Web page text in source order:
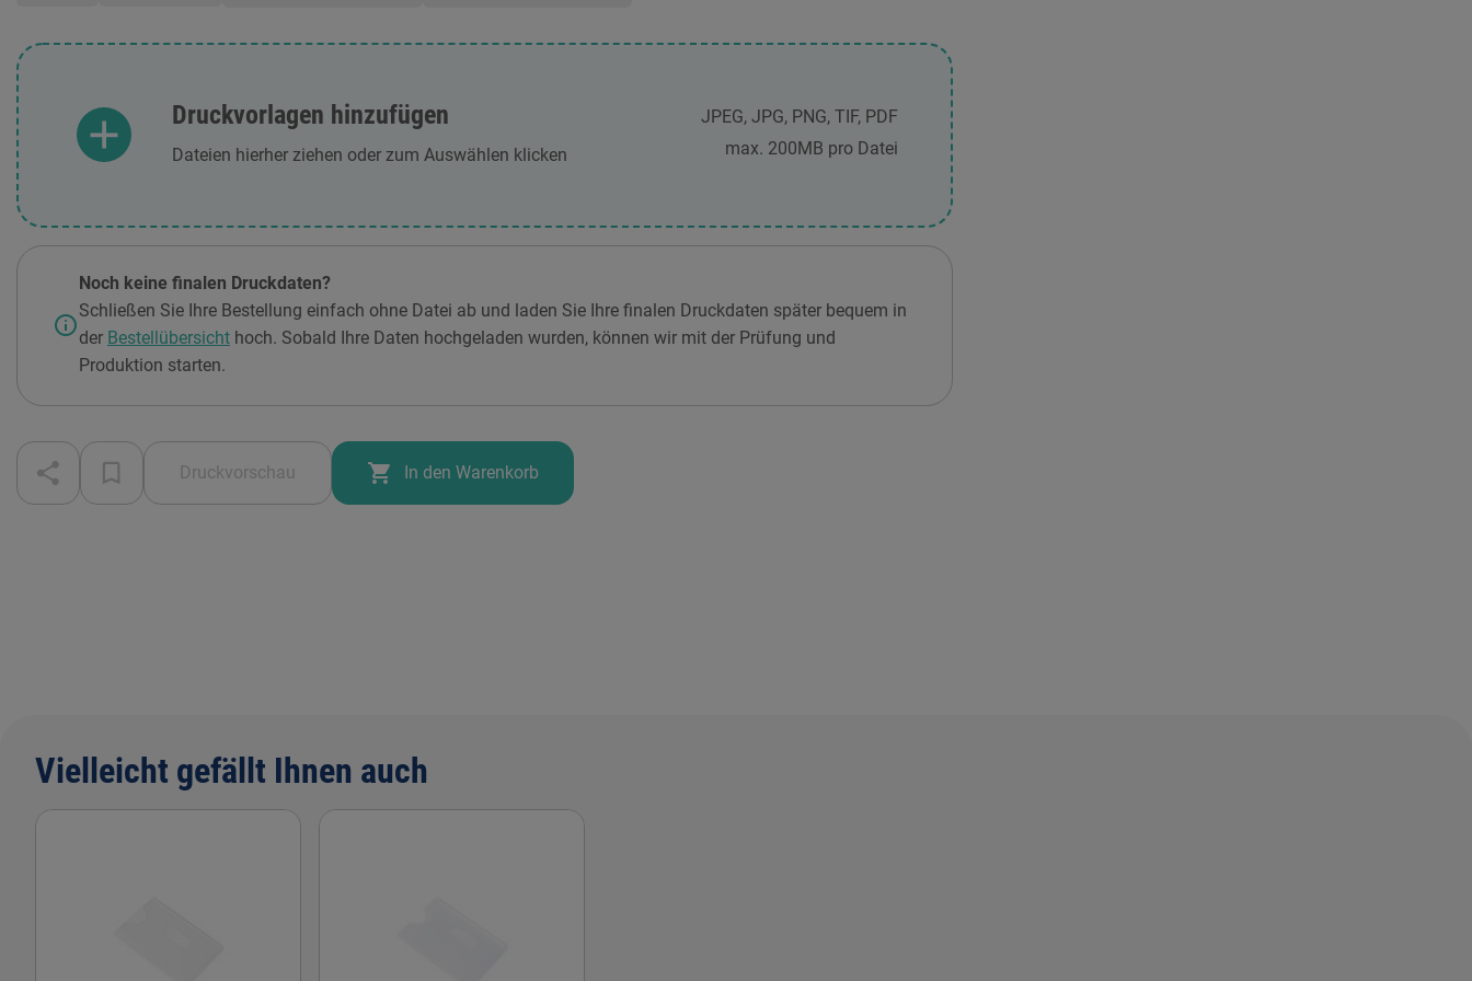
Druckvorlagen hinzufügen
Dateien hierher ziehen oder zum Auswählen klicken
JPEG, JPG, PNG, TIF, PDF
max. 200MB pro Datei
info
Noch keine finalen Druckdaten?
Schließen Sie Ihre Bestellung einfach ohne Datei ab und laden Sie Ihre finalen Druckdaten später bequem in
der Bestellübersicht hoch. Sobald Ihre Daten hochgeladen wurden, können wir mit der Prüfung und
Produktion starten.
Druckvorschau shopping_cart In den Warenkorb
Vielleicht gefällt Ihnen auch